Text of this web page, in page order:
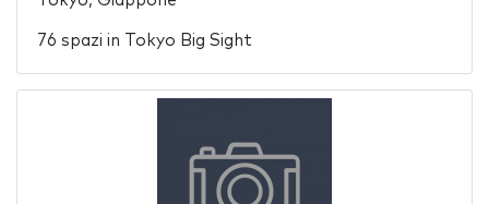
76 spazi in Tokyo Big Sight